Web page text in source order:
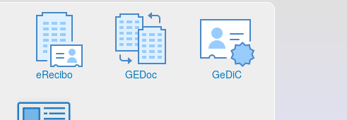
eRecibo GEDoc GeDiC